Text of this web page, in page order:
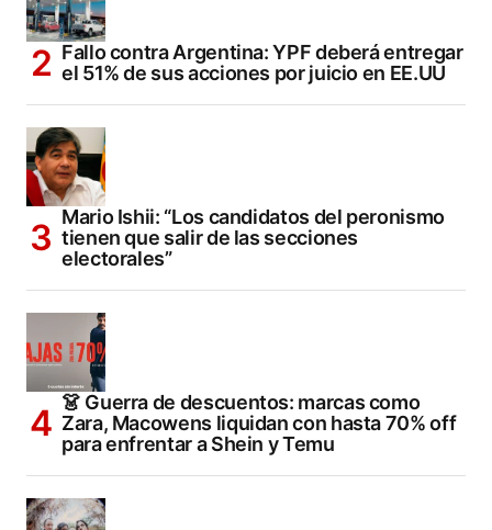
Fallo contra Argentina: YPF deberá entregar
el 51% de sus acciones por juicio en EE.UU
Mario Ishii: “Los candidatos del peronismo
tienen que salir de las secciones
electorales”
👗 Guerra de descuentos: marcas como
Zara, Macowens liquidan con hasta 70% off
para enfrentar a Shein y Temu